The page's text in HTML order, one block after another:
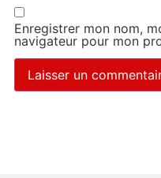
Enregistrer mon nom,
navigateur pour mon